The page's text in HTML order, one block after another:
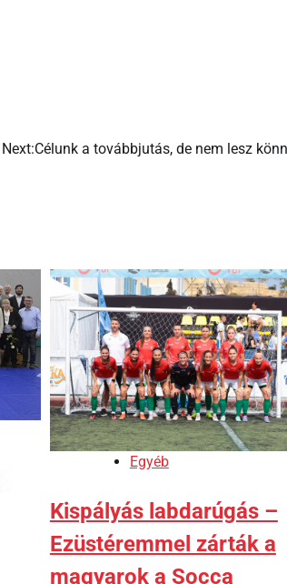
Next:Célunk a továbbjutás, de nem lesz
Egyéb
Kispályás labdarúgás –
Ezüstéremmel zárták a
magyarok a Socca